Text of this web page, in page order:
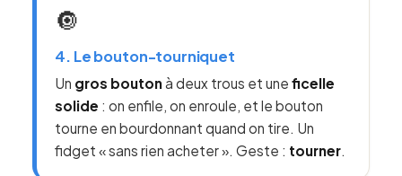
🔘
4. Le bouton-tourniquet
Un gros boutonà deux trous et uneficelle
solide : on enfile, on enroule, et le bouton
tourne en bourdonnant quand on tire. Un
fidget « sans rien acheter ». Geste : tourner